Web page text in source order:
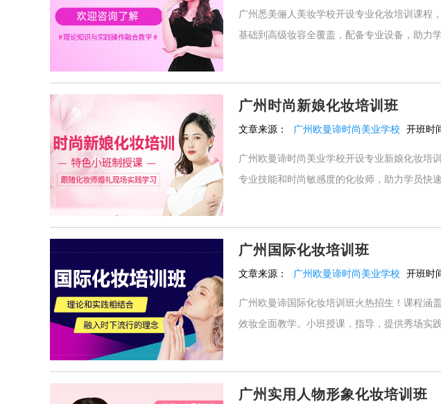
广州悉美俪人美妆学校开设专业化妆培训课程
基础到高级妆容全覆盖，配备专业设备，助力
广州时尚新娘化妆培训班
文章来源： 广州欧曼谛时尚美业学校 开班时
广州欧曼谛时尚美业学校开设专业新娘化妆培
专业技能和时尚敏感度的化妆师，助力学员快
广州国际化妆培训班
文章来源： 广州欧曼谛时尚美业学校 开班时
广州欧曼谛国际化妆培训班火热招生！课程涵
效妆全面教学。小班授课，指导，提供秀场实
广州实用人物形象化妆培训班